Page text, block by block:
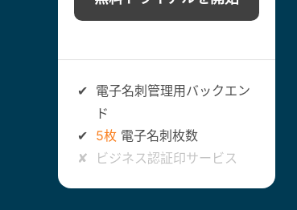
✔ 電子名刺管理用バックエン
ド
✔ 5枚 電子名刺枚数
✘
ビジネス認証印サービス